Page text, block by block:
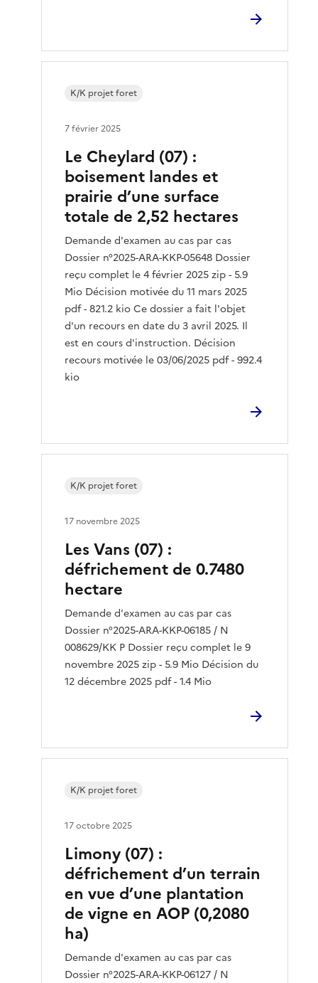
Le Cheylard (07) :
boisement landes et
prairie d’une surface
totale de 2,52 hectares
Demande d'examen au cas par cas
Dossier n°2025-ARA-KKP-05648 Dossier
reçu complet le 4 février 2025 zip - 5.9
Mio Décision motivée du 11 mars 2025
pdf - 821.2 kio Ce dossier a fait l'objet
d'un recours en date du 3 avril 2025. Il
est en cours d'instruction. Décision
recours motivée le 03/06/2025 pdf - 992.4
kio
K/K projet foret
7 février 2025
Les Vans (07) :
défrichement de 0.7480
hectare
Demande d'examen au cas par cas
Dossier n°2025-ARA-KKP-06185 / N
008629/KK P Dossier reçu complet le 9
novembre 2025 zip - 5.9 Mio Décision du
12 décembre 2025 pdf - 1.4 Mio
K/K projet foret
17 novembre 2025
Limony (07) :
défrichement d’un terrain
en vue d’une plantation
de vigne en AOP (0,2080
ha)
Demande d'examen au cas par cas
Dossier n°2025-ARA-KKP-06127 / N
K/K projet foret
17 octobre 2025